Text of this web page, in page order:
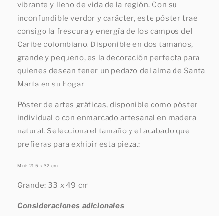
vibrante y lleno de vida de la región. Con su
inconfundible verdor y carácter, este póster trae
consigo la frescura y energía de los campos del
Caribe colombiano. Disponible en dos tamaños,
grande y pequeño, es la decoración perfecta para
quienes desean tener un pedazo del alma de Santa
Marta en su hogar.
Póster de artes gráficas, disponible como póster
individual o con enmarcado artesanal en madera
natural. Selecciona el tamaño y el acabado que
prefieras para exhibir esta pieza.:
Mini: 21.5 x 32 cm
Grande: 33 x 49 cm
Consideraciones adicionales